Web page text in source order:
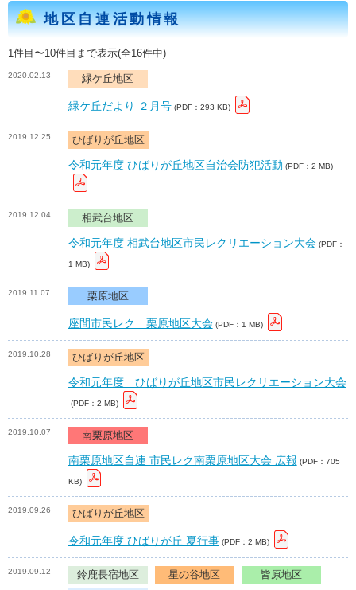
地区自連活動情報
1件目〜10件目まで表示(全16件中)
2020.02.13 緑ケ丘地区
緑ケ丘だより ２月号 (PDF：293 KB)
2019.12.25 ひばりが丘地区
令和元年度 ひばりが丘地区自治会防犯活動 (PDF：2 MB)
2019.12.04 相武台地区
令和元年度 相武台地区市民レクリエーション大会 (PDF：
1 MB)
2019.11.07 栗原地区
座間市民レク 栗原地区大会 (PDF：1 MB)
2019.10.28 ひばりが丘地区
令和元年度 ひばりが丘地区市民レクリエーション大会
(PDF：2 MB)
2019.10.07 南栗原地区
南栗原地区自連 市民レク南栗原地区大会 広報 (PDF：705
KB)
2019.09.26 ひばりが丘地区
令和元年度 ひばりが丘 夏行事 (PDF：2 MB)
2019.09.12 鈴鹿長宿地区 星の谷地区
皆原地区